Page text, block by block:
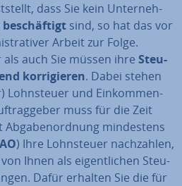
dass Sie kein Un­ter­neh­
be­schäf­tigt sind, so hat das vor
Arbeit zur Folge.
auch Sie müssen ihre Steu­
kor­ri­gie­ren. Dabei stehen
Lohn­steu­er und Ein­kom­men­
muss für die Zeit
Ab­ga­ben­ord­nung min­des­tens
) Ihre Lohn­steu­er nach­zah­len,
Ihnen als ei­gent­li­chen Steu­
Dafür erhalten Sie die für